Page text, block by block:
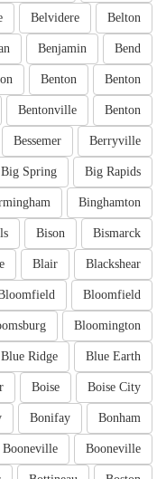
Belton
Belvidere
Bend
Benjamin
Benton
Benton
Benton
Bentonville
Berryville
Bessemer
Big Rapids
Big Spring
Binghamton
Bismarck
Bison
Blackshear
Blair
Bloomfield
Bloomington
Blue Earth
Blue Ridge
Boise City
Boise
Bonham
Bonifay
Booneville
Booneville